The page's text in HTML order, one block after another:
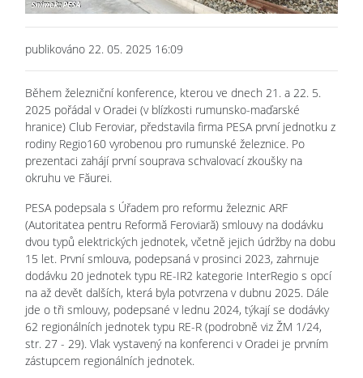
publikováno 22. 05. 2025 16:09
Během železniční konference, kterou ve dnech 21. a 22. 5.
2025 pořádal v Oradei (v blízkosti rumunsko-maďarské
hranice) Club Feroviar, představila firma PESA první jednotku z
rodiny Regio160 vyrobenou pro rumunské železnice. Po
prezentaci zahájí první souprava schvalovací zkoušky na
okruhu ve Făurei.
PESA podepsala s Úřadem pro reformu železnic ARF
(Autoritatea pentru Reformă Feroviară) smlouvy na dodávku
dvou typů elektrických jednotek, včetně jejich údržby na dobu
15 let. První smlouva, podepsaná v prosinci 2023, zahrnuje
dodávku 20 jednotek typu RE-IR2 kategorie InterRegio s opcí
na až devět dalších, která byla potvrzena v dubnu 2025. Dále
jde o tři smlouvy, podepsané v lednu 2024, týkají se dodávky
62 regionálních jednotek typu RE-R (podrobně viz ŽM 1/24,
str. 27 - 29). Vlak vystavený na konferenci v Oradei je prvním
zástupcem regionálních jednotek.